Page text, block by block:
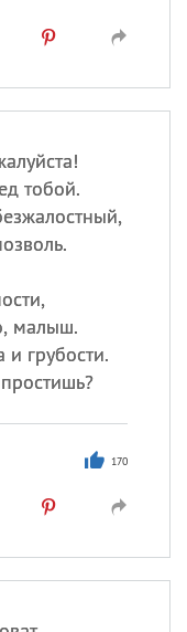
тобой.
малыш.
и грубости.
170